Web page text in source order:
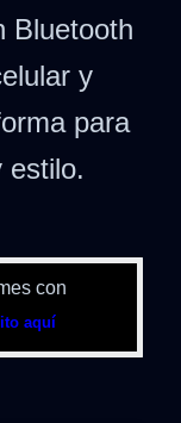
Bluetooth
y
para
estilo.
con
aquí